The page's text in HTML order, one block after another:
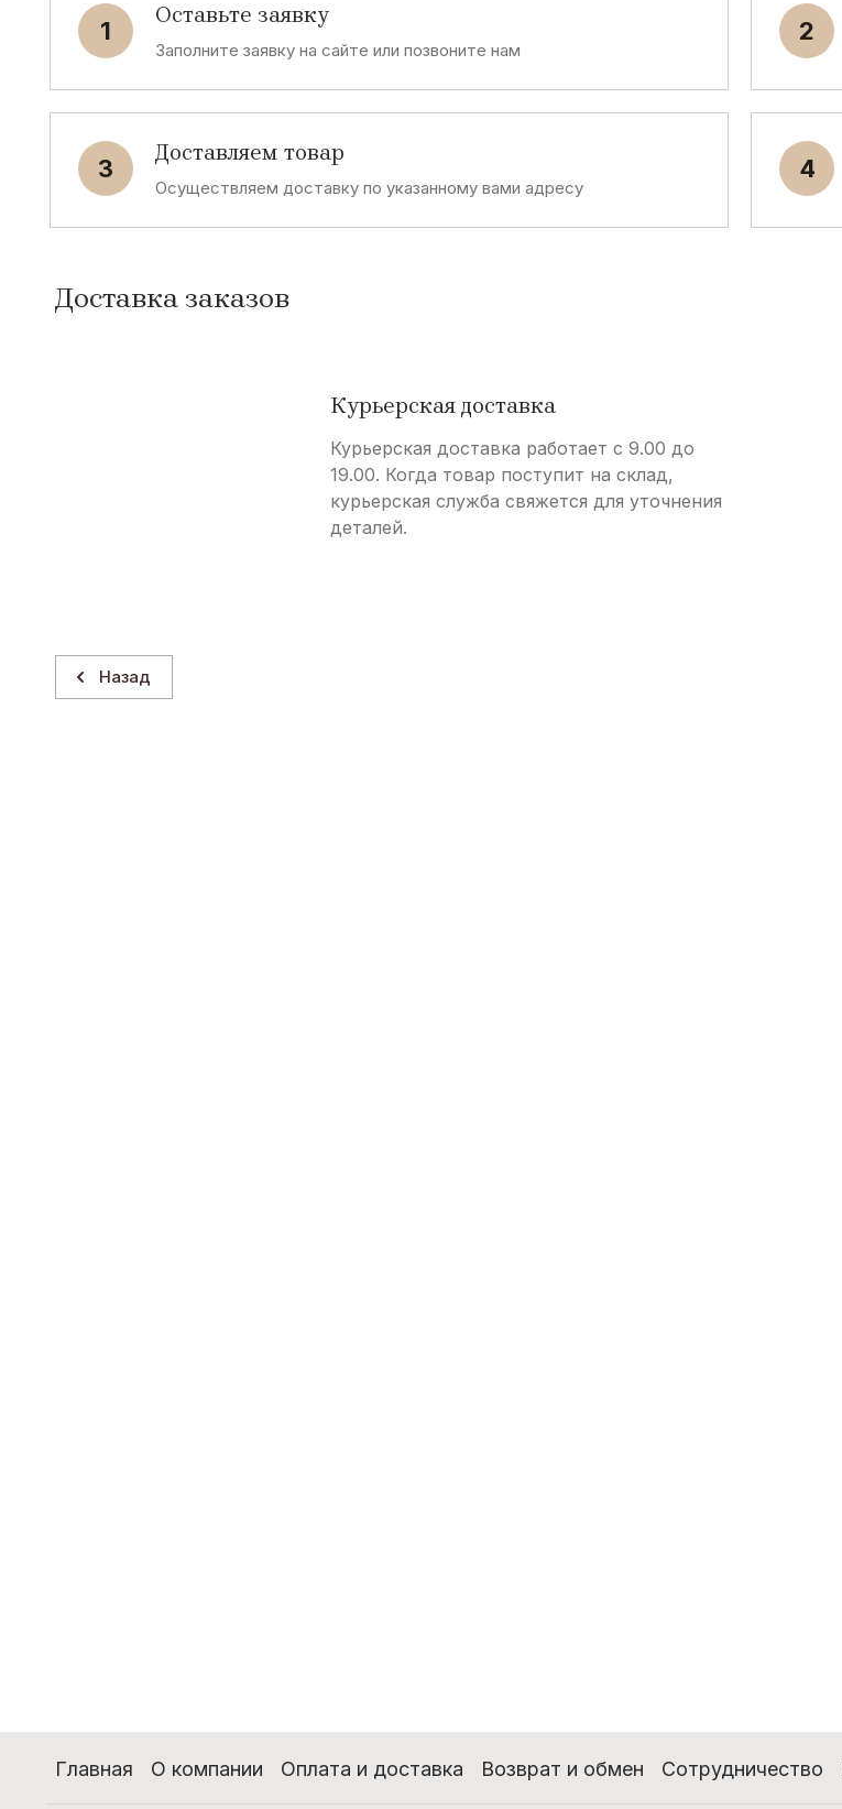
1
Оставьте заявку
Заполните заявку на сайте или позвоните нам
2
3
Доставляем товар
Осуществляем доставку по указанному вами адресу
4
Доставка заказов
Курьерская доставка
Курьерская доставка работает с 9.00 до
19.00. Когда товар поступит на склад,
курьерская служба свяжется для уточнения
деталей.
Назад
Главная О компании Оплата и доставка Возврат и обмен Сотрудничество